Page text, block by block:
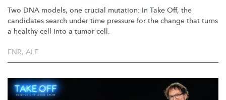
Two DNA models, one crucial mutation: In Take Off, the
candidates search under time pressure for the change that turns
a healthy cell into a tumor cell.
FNR, ALF